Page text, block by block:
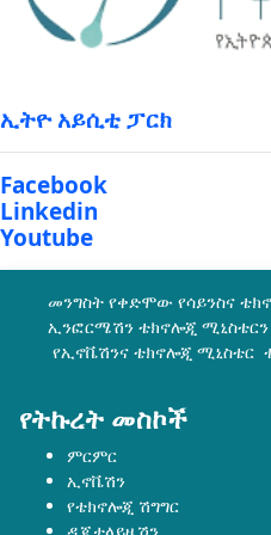
ኢትዮ አይሲቲ ፓርክ
Facebook
Linkedin
Youtube
መንግስት የቀድሞው የሳይንስና
ኢንፎርሜሽን ቴክኖሎጂ
የኢኖቬሽንና ቴክኖሎጂ ሚኒስቴር
የትኩረት መስኮች
ምርምር
ኢኖቬሽን
የቴክኖሎጂ ሽግግር